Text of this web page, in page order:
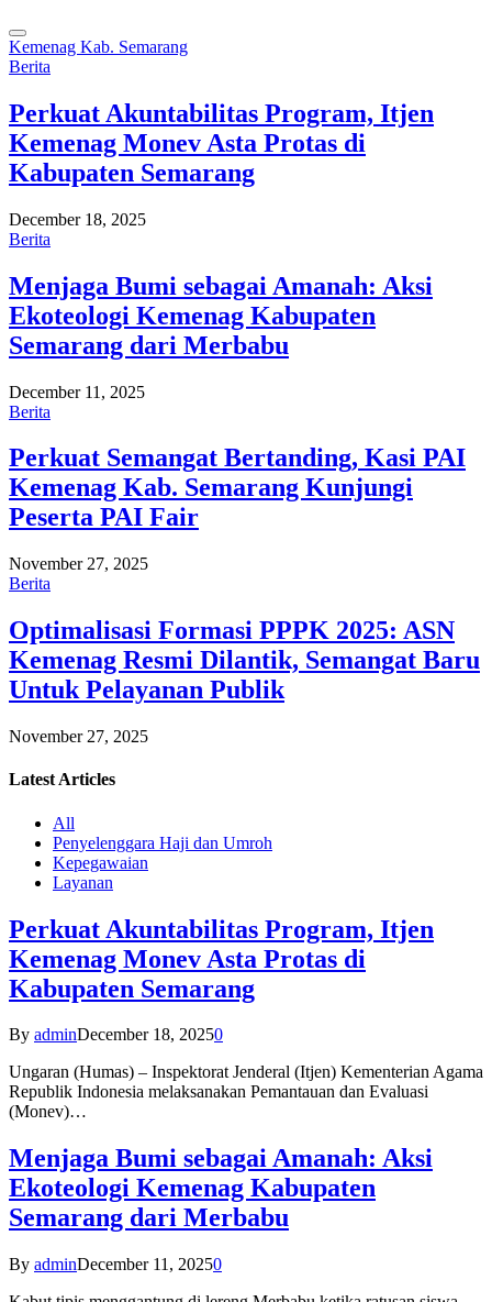
Kemenag Kab. Semarang
Berita
Perkuat Akuntabilitas Program, Itjen
Kemenag Monev Asta Protas di
Kabupaten Semarang
December 18, 2025
Berita
Menjaga Bumi sebagai Amanah: Aksi
Ekoteologi Kemenag Kabupaten
Semarang dari Merbabu
December 11, 2025
Berita
Perkuat Semangat Bertanding, Kasi PAI
Kemenag Kab. Semarang Kunjungi
Peserta PAI Fair
November 27, 2025
Berita
Optimalisasi Formasi PPPK 2025: ASN
Kemenag Resmi Dilantik, Semangat Baru
Untuk Pelayanan Publik
November 27, 2025
Latest Articles
All
Penyelenggara Haji dan Umroh
Kepegawaian
Layanan
Perkuat Akuntabilitas Program, Itjen
Kemenag Monev Asta Protas di
Kabupaten Semarang
By adminDecember 18, 20250
Ungaran (Humas) – Inspektorat Jenderal (Itjen) Kementerian Agama
Republik Indonesia melaksanakan Pemantauan dan Evaluasi
(Monev)…
Menjaga Bumi sebagai Amanah: Aksi
Ekoteologi Kemenag Kabupaten
Semarang dari Merbabu
By adminDecember 11, 20250